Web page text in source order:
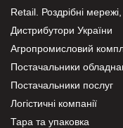
Retail. Роздрібні
Дистрибутори України
Агропромисловий
Постачальники
Постачальники послуг
Логістичні компанії
Тара та упаковка